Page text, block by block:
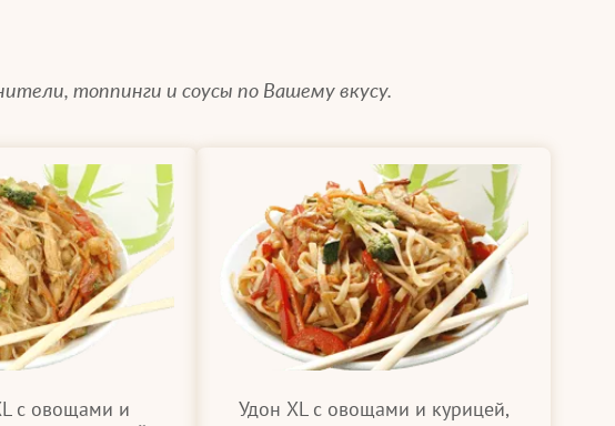
топпинги и соусы по Вашему вкусу.
с овощами и
Удон XL с овощами и курицей,